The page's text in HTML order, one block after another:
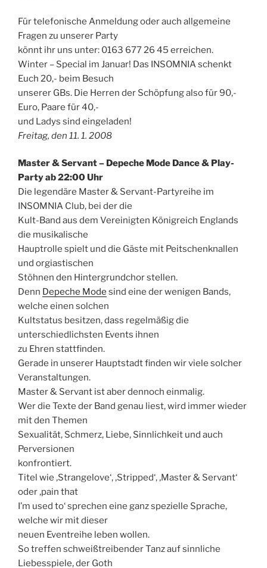
Für telefonische Anmeldung oder auch allgemeine
Fragen zu unserer Party
könnt ihr uns unter: 0163 677 26 45 erreichen.
Winter – Special im Januar! Das INSOMNIA schenkt
Euch 20,- beim Besuch
unserer GBs. Die Herren der Schöpfung also für 90,-
Euro, Paare für 40,-
und Ladys sind eingeladen!
Freitag, den 11. 1. 2008
Master & Servant – Depeche Mode Dance & Play-
Party ab 22:00 Uhr
Die legendäre Master & Servant-Partyreihe im
INSOMNIA Club, bei der die
Kult-Band aus dem Vereinigten Königreich Englands
die musikalische
Hauptrolle spielt und die Gäste mit Peitschenknallen
und orgiastischen
Stöhnen den Hintergrundchor stellen.
Denn Depeche Mode sind eine der wenigen Bands,
welche einen solchen
Kultstatus besitzen, dass regelmäßig die
unterschiedlichsten Events ihnen
zu Ehren stattfinden.
Gerade in unserer Hauptstadt finden wir viele solcher
Veranstaltungen.
Master & Servant ist aber dennoch einmalig.
Wer die Texte der Band genau liest, wird immer wieder
mit den Themen
Sexualität, Schmerz, Liebe, Sinnlichkeit und auch
Perversionen
konfrontiert.
Titel wie ‚Strangelove‘, ‚Stripped‘, ‚Master & Servant‘
oder ‚pain that
I’m used to‘ sprechen eine ganz spezielle Sprache,
welche wir mit dieser
neuen Eventreihe leben wollen.
So treffen schweißtreibender Tanz auf sinnliche
Liebesspiele, der Goth